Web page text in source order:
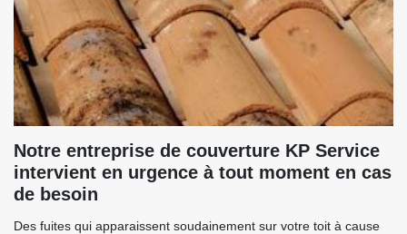
Notre entreprise de couverture KP Service
intervient en urgence à tout moment en cas
de besoin
Des fuites qui apparaissent soudainement sur votre toit à cause